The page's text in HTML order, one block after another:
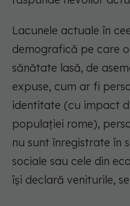
Lacunele actuale în
demografică pe care
sănătate lasă, de
expuse, cum ar fi
identitate (cu impact
populaţiei rome),
nu sunt înregistrate în
sociale sau cele din
îşi declară veniturile,